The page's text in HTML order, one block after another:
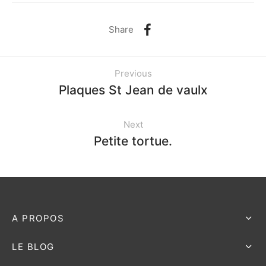
Share
Previous
Plaques St Jean de vaulx
Next
Petite tortue.
LE BLOG
A PROPOS